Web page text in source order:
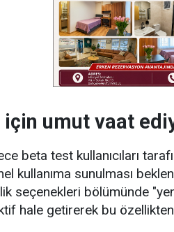
için umut vaat
beta test kullanıcıları
kullanıma sunulması
seçenekleri bölümünde
hale getirerek bu